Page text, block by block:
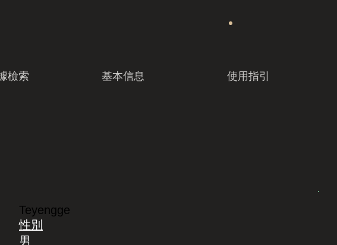
檢索 基本信息 使用指引
Teyengge
性別
男